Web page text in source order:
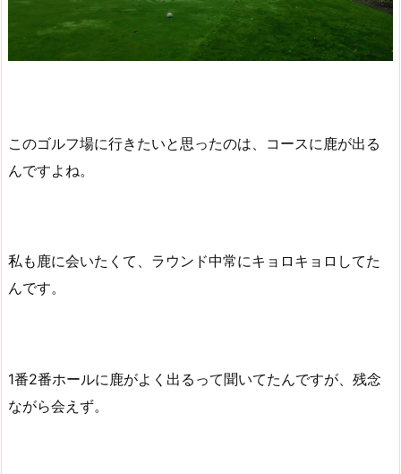
このゴルフ場に行きたいと思ったのは、コースに鹿が出る
んですよね。
私も鹿に会いたくて、ラウンド中常にキョロキョロしてた
んです。
1番2番ホールに鹿がよく出るって聞いてたんですが、残念
ながら会えず。